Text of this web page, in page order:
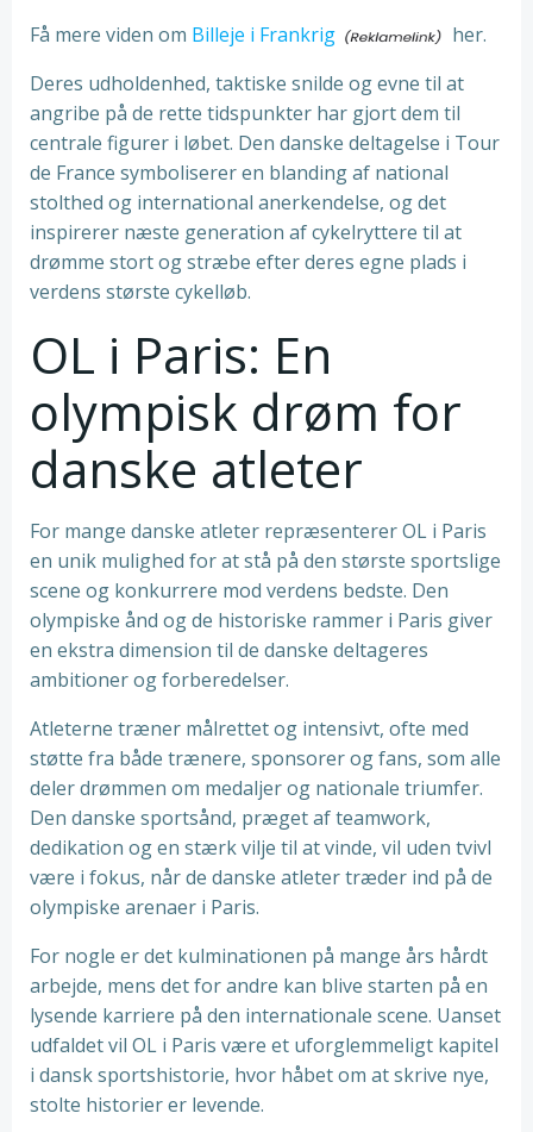
Få mere viden om Billeje i Frankrig
her.
Deres udholdenhed, taktiske snilde og evne til at
angribe på de rette tidspunkter har gjort dem til
centrale figurer i løbet. Den danske deltagelse i Tour
de France symboliserer en blanding af national
stolthed og international anerkendelse, og det
inspirerer næste generation af cykelryttere til at
drømme stort og stræbe efter deres egne plads i
verdens største cykelløb.
OL i Paris: En
olympisk drøm for
danske atleter
For mange danske atleter repræsenterer OL i Paris
en unik mulighed for at stå på den største sportslige
scene og konkurrere mod verdens bedste. Den
olympiske ånd og de historiske rammer i Paris giver
en ekstra dimension til de danske deltageres
ambitioner og forberedelser.
Atleterne træner målrettet og intensivt, ofte med
støtte fra både trænere, sponsorer og fans, som alle
deler drømmen om medaljer og nationale triumfer.
Den danske sportsånd, præget af teamwork,
dedikation og en stærk vilje til at vinde, vil uden tvivl
være i fokus, når de danske atleter træder ind på de
olympiske arenaer i Paris.
For nogle er det kulminationen på mange års hårdt
arbejde, mens det for andre kan blive starten på en
lysende karriere på den internationale scene. Uanset
udfaldet vil OL i Paris være et uforglemmeligt kapitel
i dansk sportshistorie, hvor håbet om at skrive nye,
stolte historier er levende.